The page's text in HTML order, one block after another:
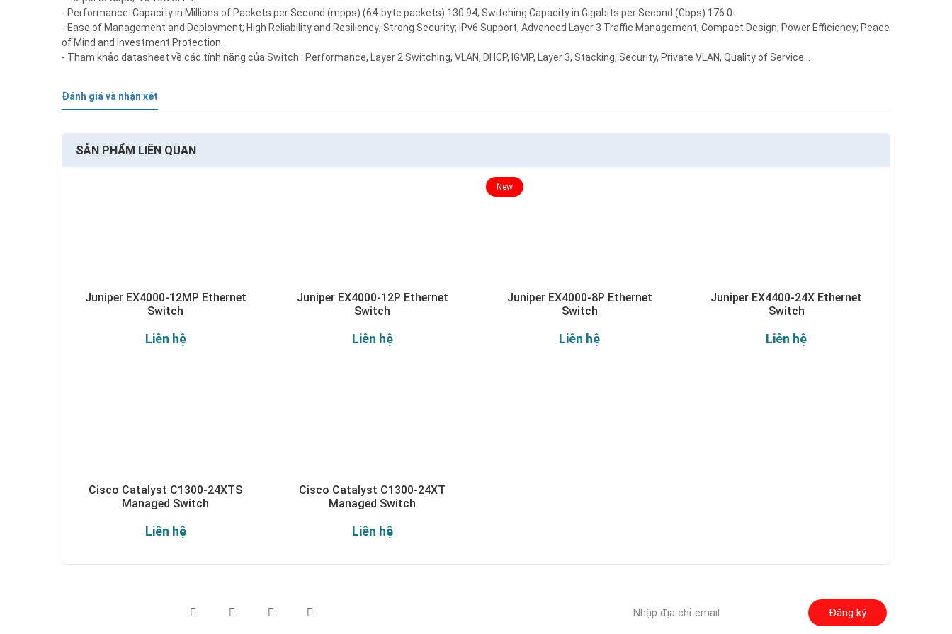
- Performance: Capacity in Millions of Packets per Second (mpps) (64-byte packets) 130.94; Switching Capacity in Gigabits per Second (Gbps) 176.0.
- Ease of Management and Deployment; High Reliability and Resiliency; Strong Security; IPv6 Support; Advanced Layer 3 Traffic Management; Compact Design; Power Efficiency; Peace
of Mind and Investment Protection.
- Tham khảo datasheet về các tính năng của Switch : Performance, Layer 2 Switching, VLAN, DHCP, IGMP, Layer 3, Stacking, Security, Private VLAN, Quality of Service...
Đánh giá và nhận xét
SẢN PHẨM LIÊN QUAN
Juniper EX4000-12MP Ethernet
Switch
Liên hệ
Juniper EX4000-12P Ethernet
Switch
Liên hệ
Juniper EX4000-8P Ethernet
Switch
Liên hệ
New
Juniper EX4400-24X Ethernet
Switch
Liên hệ
Cisco Catalyst C1300-24XTS
Managed Switch
Liên hệ
Cisco Catalyst C1300-24XT
Managed Switch
Liên hệ
Đăng ký